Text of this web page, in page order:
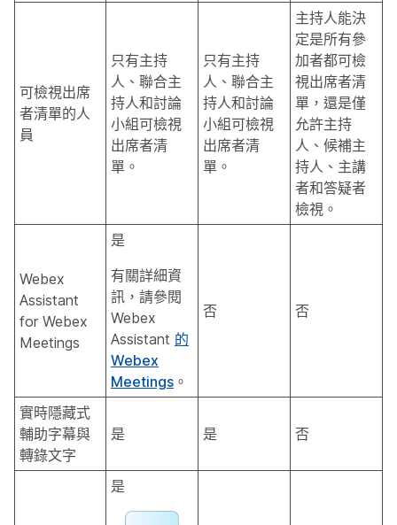
可檢視出席
者清單的人
員
只有主持
人、聯合主
持人和討論
小組可檢視
出席者清
單。
只有主持
人、聯合主
持人和討論
小組可檢視
出席者清
單。
主持人能決
定是所有參
加者都可檢
視出席者清
單，還是僅
允許主持
人、候補主
持人、主講
者和答疑者
檢視。
Webex
Assistant
for Webex
Meetings
是
有關詳細資
訊，請參閱
Webex
Assistant 的
Webex
Meetings 。
否 否
實時隱藏式
輔助字幕與
轉錄文字
是 是 否
是